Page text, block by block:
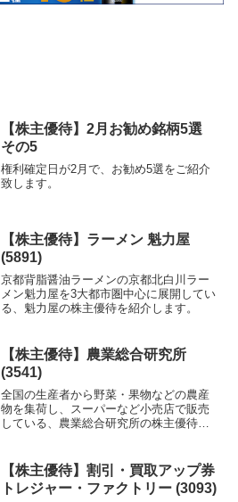
【株主優待】2月お勧め銘柄5選
その5
権利確定日が2月で、お勧め5選をご紹介
致します。
【株主優待】ラーメン 魁力屋
(5891)
京都背脂醤油ラーメンの京都北白川ラー
メン魁力屋を3大都市圏中心に展開してい
る、魁力屋の株主優待を紹介します。
【株主優待】農業総合研究所
(3541)
全国の生産者から野菜・果物などの農産
物を集荷し、スーパーなど小売店で販売
している、農業総合研究所の株主優待を
【株主優待】割引・買取アップ券
トレジャー・ファクトリー (3093)